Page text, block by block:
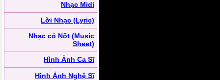
Nhạc Midi
Lời Nhạc (Lyric)
Nhạc có Nốt (Music
Sheet)
Hình Ảnh Ca Sĩ
Hình Ảnh Nghệ Sĩ